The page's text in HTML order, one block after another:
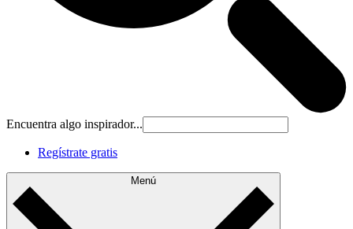
Encuentra algo inspirador...
Regístrate gratis
Menú